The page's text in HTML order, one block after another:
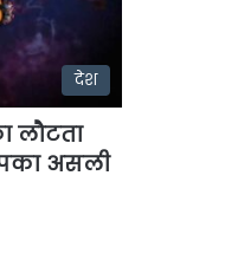
देश
लौटता
असली